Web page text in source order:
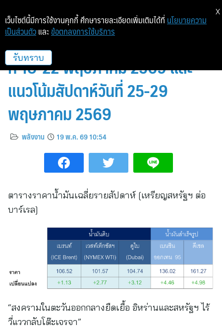
สถานการณ์ตลาดน้ำมัน สัปดาห์วัน
ที่ 18-22 พฤษภาคม 2569 และ
แนวโน้มสัปดาห์วันที่ 25-29
พฤษภาคม 2569
พลังงาน 19 พ.ค. 69 10:54
ตารางราคาน้ำมันเฉลี่ยรายสัปดาห์ [เหรียญสหรัฐฯ ต่อ
บาร์เรล]
“สงครามในตะวันออกกลางยืดเยื้อ อิหร่านและสหรัฐฯ ไร้
วี่แววกลับโต๊ะเจรจา”
เว็บไซต์นี้มีการใช้งานคุกกี้ ศึกษารายละเอียดเพิ่มเติมได้ที่ นโยบายความ
เป็นส่วนตัว และ ข้อตกลงการใช้บริการ
รับทราบ
X